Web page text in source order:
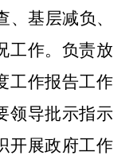
基层减负、
工作。负责放
工作报告工作
领导批示指示
开展政府工作